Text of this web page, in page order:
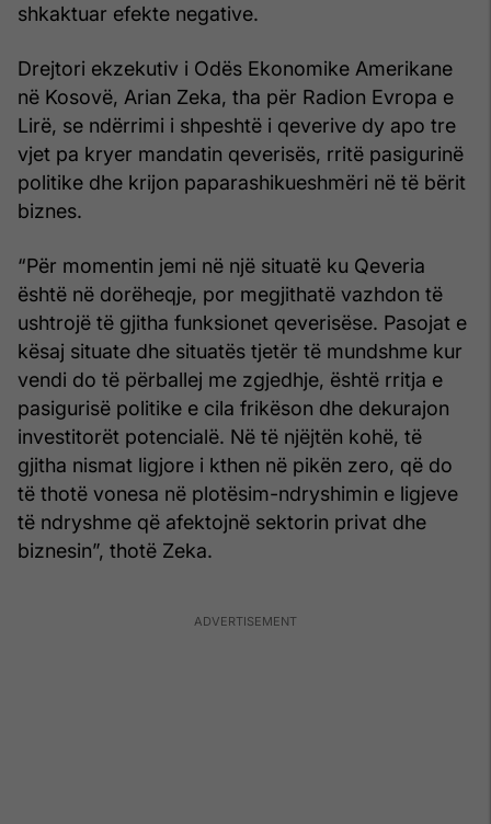
shkaktuar efekte negative.
Drejtori ekzekutiv i Odës Ekonomike Amerikane
në Kosovë, Arian Zeka, tha për Radion Evropa e
Lirë, se ndërrimi i shpeshtë i qeverive dy apo tre
vjet pa kryer mandatin qeverisës, rritë pasigurinë
politike dhe krijon paparashikueshmëri në të bërit
biznes.
“Për momentin jemi në një situatë ku Qeveria
është në dorëheqje, por megjithatë vazhdon të
ushtrojë të gjitha funksionet qeverisëse. Pasojat e
kësaj situate dhe situatës tjetër të mundshme kur
vendi do të përballej me zgjedhje, është rritja e
pasigurisë politike e cila frikëson dhe dekurajon
investitorët potencialë. Në të njëjtën kohë, të
gjitha nismat ligjore i kthen në pikën zero, që do
të thotë vonesa në plotësim-ndryshimin e ligjeve
të ndryshme që afektojnë sektorin privat dhe
biznesin”, thotë Zeka.